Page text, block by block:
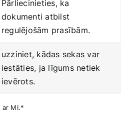
Pārliecinieties, ka
dokumenti atbilst⁤
regulējošām prasībām.
uzziniet, kādas sekas var
iestāties, ja līgums netiek
ievērots.
ar MI.*